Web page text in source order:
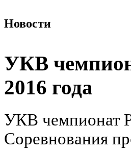
Новости
УКВ
2016 года
УКВ чемпионат
Соревнования